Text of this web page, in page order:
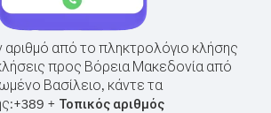
αριθμό από το πληκτρολόγιο κλήσης
προς Βόρεια Μακεδονία από
Βασίλειο, κάντε τα
+389 + Τοπικός αριθμός